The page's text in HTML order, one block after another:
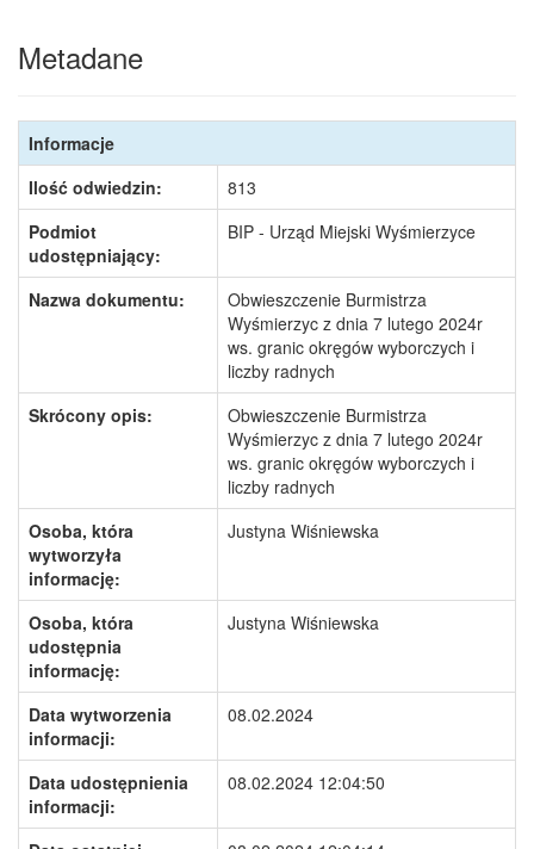
Metadane
Informacje
Ilość odwiedzin:
813
Podmiot
udostępniający:
BIP - Urząd Miejski Wyśmierzyce
Nazwa dokumentu:
Obwieszczenie Burmistrza
Wyśmierzyc z dnia 7 lutego 2024r
ws. granic okręgów wyborczych i
liczby radnych
Skrócony opis:
Obwieszczenie Burmistrza
Wyśmierzyc z dnia 7 lutego 2024r
ws. granic okręgów wyborczych i
liczby radnych
Osoba, która
wytworzyła
informację:
Justyna Wiśniewska
Osoba, która
udostępnia
informację:
Justyna Wiśniewska
Data wytworzenia
informacji:
08.02.2024
Data udostępnienia
informacji:
08.02.2024 12:04:50